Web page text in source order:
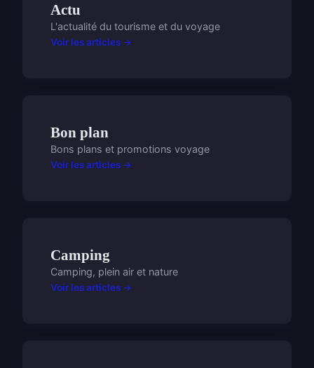
Actu
L'actualité du tourisme et du voyage
Voir les articles →
Bon plan
Bons plans et promotions voyage
Voir les articles →
Camping
Camping, plein air et nature
Voir les articles →